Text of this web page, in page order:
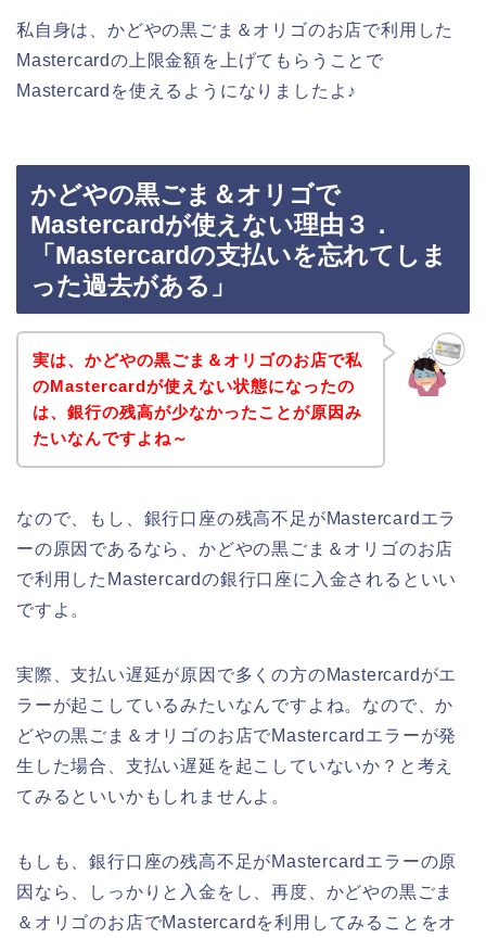
私自身は、かどやの黒ごま＆オリゴのお店で利用した
Mastercardの上限金額を上げてもらうことで
Mastercardを使えるようになりましたよ♪
かどやの黒ごま＆オリゴで
Mastercardが使えない理由３．
「Mastercardの支払いを忘れてしま
った過去がある」
実は、かどやの黒ごま＆オリゴのお店で私
のMastercardが使えない状態になったの
は、銀行の残高が少なかったことが原因み
たいなんですよね～
なので、もし、銀行口座の残高不足がMastercardエラ
ーの原因であるなら、かどやの黒ごま＆オリゴのお店
で利用したMastercardの銀行口座に入金されるといい
ですよ。
実際、支払い遅延が原因で多くの方のMastercardがエ
ラーが起こしているみたいなんですよね。なので、か
どやの黒ごま＆オリゴのお店でMastercardエラーが発
生した場合、支払い遅延を起こしていないか？と考え
てみるといいかもしれませんよ。
もしも、銀行口座の残高不足がMastercardエラーの原
因なら、しっかりと入金をし、再度、かどやの黒ごま
＆オリゴのお店でMastercardを利用してみることをオ